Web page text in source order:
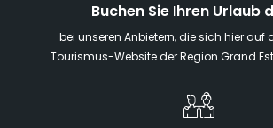
Buchen Sie Ihren Urlaub
bei unseren Anbietern, die sich hier auf
Tourismus-Website der Region Grand